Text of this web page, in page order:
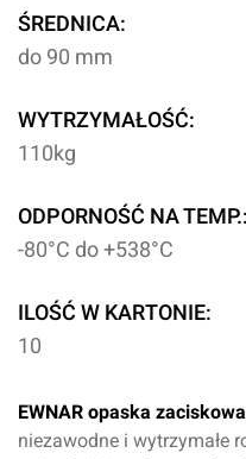
ŚREDNICA:
do 90 mm
WYTRZYMAŁOŚĆ:
110kg
ODPORNOŚĆ NA TEMP.:
-80°C do +538°C
ILOŚĆ W KARTONIE:
10
EWNAR opaska
niezawodne i wytrzymałe